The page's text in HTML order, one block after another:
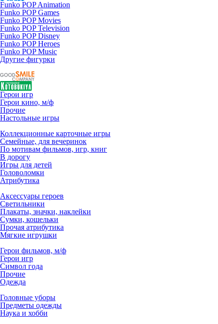
Funko POP Animation
Funko POP Games
Funko POP Movies
Funko POP Television
Funko POP Disney
Funko POP Heroes
Funko POP Music
Другие фигурки
Герои игр
Герои кино, м/ф
Прочие
Настольные игры
Коллекционные карточные игры
Семейные, для вечеринок
По мотивам фильмов, игр, книг
В дорогу
Игры для детей
Головоломки
Атрибутика
Аксессуары героев
Светильники
Плакаты, значки, наклейки
Сумки, кошельки
Прочая атрибутика
Мягкие игрушки
Герои фильмов, м/ф
Герои игр
Символ года
Прочие
Одежда
Головные уборы
Предметы одежды
Наука и хобби